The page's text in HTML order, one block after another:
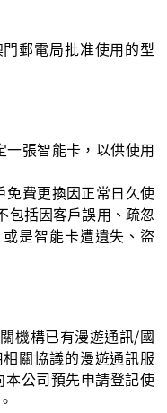
郵電局批准使用的型
張智能卡，以供使用
免費更換因正常日久使
包括因客戶誤用、疏忽
是智能卡遭遺失、盜
機構已有漫遊通訊/國
關協議的漫遊通訊服
公司預先申請登記使